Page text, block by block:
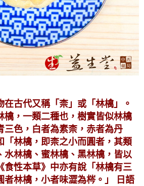
在古代又稱「柰」或「林檎」。
檎，一類二種也，樹實皆似林檎
三色，白者為素柰，赤者為丹
「林檎，即柰之小而圓者，其類
水林檎、蜜林檎、黑林檎，皆以
食性本草》中亦有說「林檎有三
者林檎，小者味澀為梣。」 日語